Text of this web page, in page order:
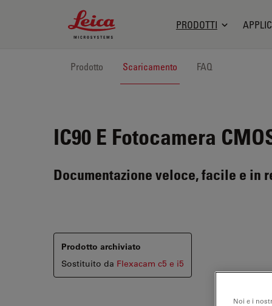
Leica Microsystems Logo
PRODOTTI
Prodotto Scaricamento FAQ
IC90 E Fotocamera
Documentazione veloce, facile e in
Prodotto archiviato
Sostituito da Flexacam c5 e i5
Noi e i